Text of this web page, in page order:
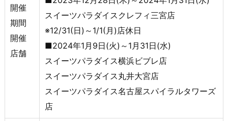
開催
期間
開催
店舗
スイーツパラダイスクレフィ三宮店
※12/31(日)～1/1(月)店休日
■2024年1月9日(火)～1月31日(水)
スイーツパラダイス横浜ビブレ店
スイーツパラダイス丸井大宮店
スイーツパラダイス名古屋スパイラルタワーズ
店